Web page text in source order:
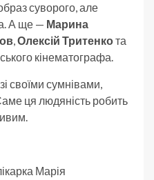
суворого, але
А ще — Марина
,Олексій Тритенкота
кінематографа.
своїми сумнівами,
ця людяність робить
Марія